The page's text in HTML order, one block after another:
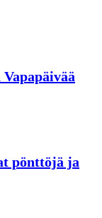
pönttöjä ja